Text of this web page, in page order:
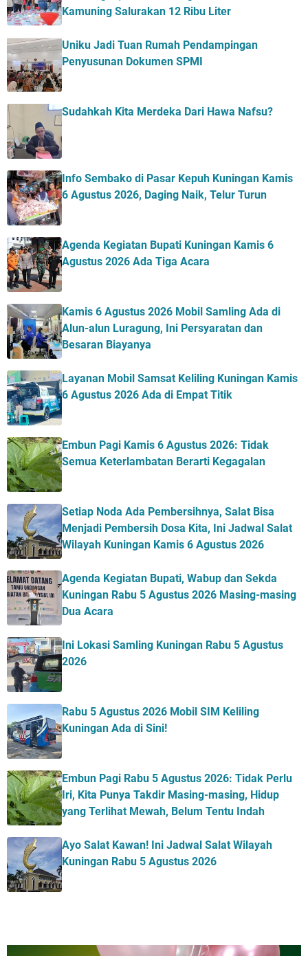
Kamuning Salurakan 12 Ribu Liter
Uniku Jadi Tuan Rumah Pendampingan
Penyusunan Dokumen SPMI
Sudahkah Kita Merdeka Dari Hawa Nafsu?
Info Sembako di Pasar Kepuh Kuningan Kamis
6 Agustus 2026, Daging Naik, Telur Turun
Agenda Kegiatan Bupati Kuningan Kamis 6
Agustus 2026 Ada Tiga Acara
Kamis 6 Agustus 2026 Mobil Samling Ada di
Alun-alun Luragung, Ini Persyaratan dan
Besaran Biayanya
Layanan Mobil Samsat Keliling Kuningan Kamis
6 Agustus 2026 Ada di Empat Titik
Embun Pagi Kamis 6 Agustus 2026: Tidak
Semua Keterlambatan Berarti Kegagalan
Setiap Noda Ada Pembersihnya, Salat Bisa
Menjadi Pembersih Dosa Kita, Ini Jadwal Salat
Wilayah Kuningan Kamis 6 Agustus 2026
Agenda Kegiatan Bupati, Wabup dan Sekda
Kuningan Rabu 5 Agustus 2026 Masing-masing
Dua Acara
Ini Lokasi Samling Kuningan Rabu 5 Agustus
2026
Rabu 5 Agustus 2026 Mobil SIM Keliling
Kuningan Ada di Sini!
Embun Pagi Rabu 5 Agustus 2026: Tidak Perlu
Iri, Kita Punya Takdir Masing-masing, Hidup
yang Terlihat Mewah, Belum Tentu Indah
Ayo Salat Kawan! Ini Jadwal Salat Wilayah
Kuningan Rabu 5 Agustus 2026